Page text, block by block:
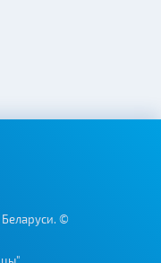
Беларуси. ©